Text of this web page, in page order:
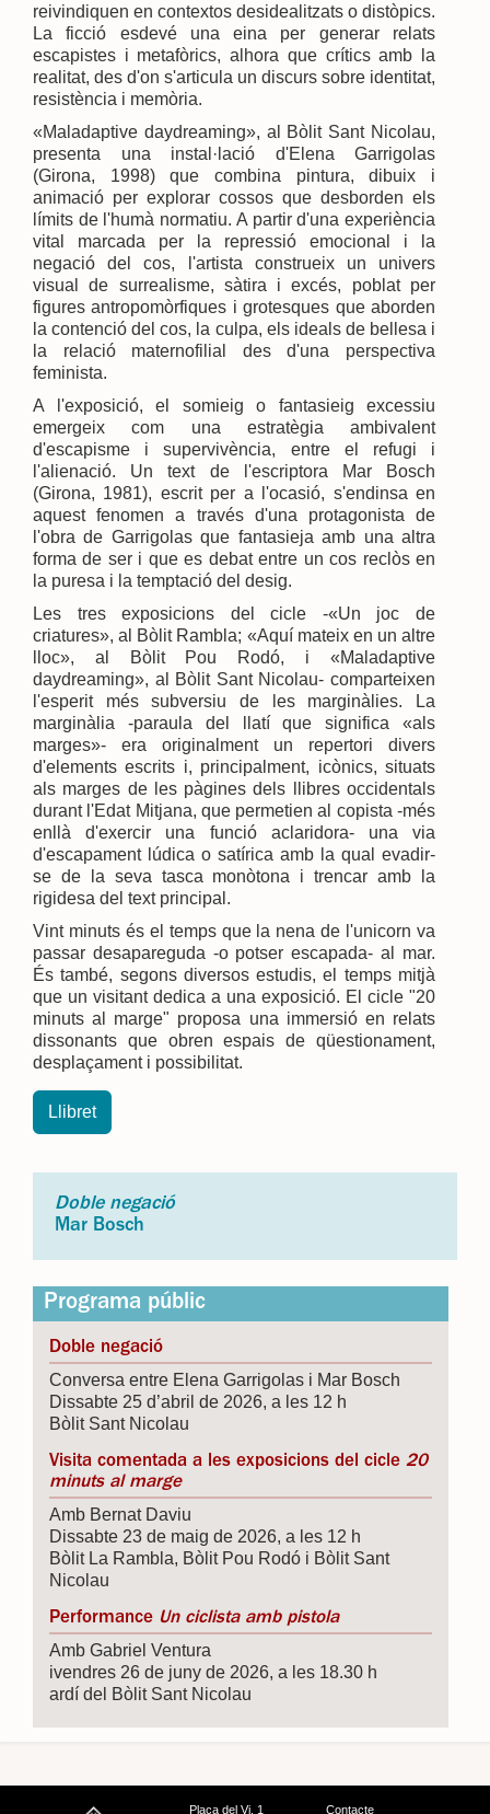
reivindiquen en contextos desidealitzats o distòpics.
La ficció esdevé una eina per generar relats
escapistes i metafòrics, alhora que crítics amb la
realitat, des d'on s'articula un discurs sobre identitat,
resistència i memòria.
«Maladaptive daydreaming», al Bòlit Sant Nicolau,
presenta una instal·lació d'Elena Garrigolas
(Girona, 1998) que combina pintura, dibuix i
animació per explorar cossos que desborden els
límits de l'humà normatiu. A partir d'una experiència
vital marcada per la repressió emocional i la
negació del cos, l'artista construeix un univers
visual de surrealisme, sàtira i excés, poblat per
figures antropomòrfiques i grotesques que aborden
la contenció del cos, la culpa, els ideals de bellesa i
la relació maternofilial des d'una perspectiva
feminista.
A l'exposició, el somieig o fantasieig excessiu
emergeix com una estratègia ambivalent
d'escapisme i supervivència, entre el refugi i
l'alienació. Un text de l'escriptora Mar Bosch
(Girona, 1981), escrit per a l'ocasió, s'endinsa en
aquest fenomen a través d'una protagonista de
l'obra de Garrigolas que fantasieja amb una altra
forma de ser i que es debat entre un cos reclòs en
la puresa i la temptació del desig.
Les tres exposicions del cicle -«Un joc de
criatures», al Bòlit Rambla; «Aquí mateix en un altre
lloc», al Bòlit Pou Rodó, i «Maladaptive
daydreaming», al Bòlit Sant Nicolau- comparteixen
l'esperit més subversiu de les marginàlies. La
marginàlia -paraula del llatí que significa «als
marges»- era originalment un repertori divers
d'elements escrits i, principalment, icònics, situats
als marges de les pàgines dels llibres occidentals
durant l'Edat Mitjana, que permetien al copista -més
enllà d'exercir una funció aclaridora- una via
d'escapament lúdica o satírica amb la qual evadir-
se de la seva tasca monòtona i trencar amb la
rigidesa del text principal.
Vint minuts és el temps que la nena de l'unicorn va
passar desapareguda -o potser escapada- al mar.
És també, segons diversos estudis, el temps mitjà
que un visitant dedica a una exposició. El cicle "20
minuts al marge" proposa una immersió en relats
dissonants que obren espais de qüestionament,
desplaçament i possibilitat.
Llibret
Doble negació
Mar Bosch
Programa públic
Doble negació
Conversa entre Elena Garrigolas i Mar Bosch
Dissabte 25 d’abril de 2026, a les 12 h
Bòlit Sant Nicolau
Visita comentada a les exposicions del cicle 20
minuts al marge
Amb Bernat Daviu
Dissabte 23 de maig de 2026, a les 12 h
Bòlit La Rambla, Bòlit Pou Rodó i Bòlit Sant
Nicolau
Performance Un ciclista amb pistola
Amb Gabriel Ventura
ivendres 26 de juny de 2026, a les 18.30 h
ardí del Bòlit Sant Nicolau
Plaça del Vi, 1 Contacte